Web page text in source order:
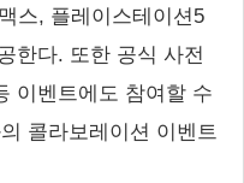
스, 플레이스테이션5
한다. 또한 공식 사전
이벤트에도 참여할 수
콜라보레이션 이벤트